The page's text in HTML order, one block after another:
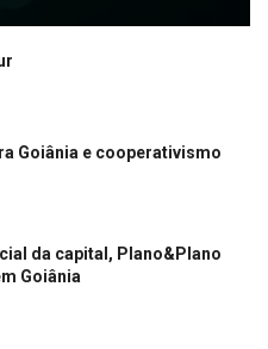
Goiânia e cooperativismo
da capital, Plano&Plano
Goiânia